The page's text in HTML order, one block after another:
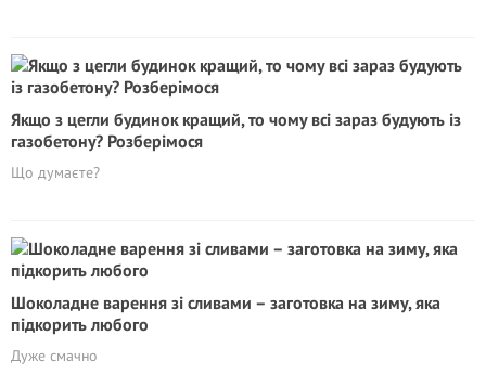
Якщо з цегли будинок кращий, то чому всі зараз будують із
газобетону? Розберімося
Що думаєте?
Шоколадне варення зі сливами – заготовка на зиму, яка
підкорить любого
Дуже смачно